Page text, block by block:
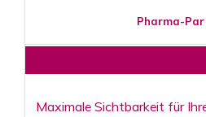
Pharma-
Maximale Sichtbarkeit für